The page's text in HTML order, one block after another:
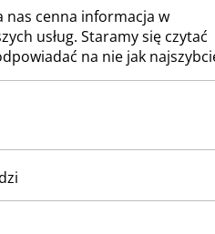
nas cenna informacja w
usług. Staramy się czytać
na nie jak